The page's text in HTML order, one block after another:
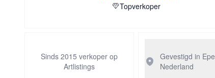
Topverkoper
Sinds 2015 verkoper op
Artlistings
Gevestigd in Epe
Nederland